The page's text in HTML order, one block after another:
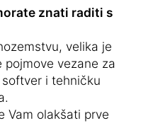
znati raditi s
velika je
vezane za
i tehničku
Vam olakšati prve